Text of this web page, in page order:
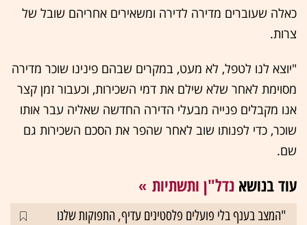
כאלה שעוברים מדירה לדירה ומשאירים אחריהם שובל של
צרות.
"יוצא לנו לטפל, לא מעט, במקרים שבהם פינינו שוכר מדירה
מסוימת לאחר שלא שילם את דמי השכירות, וכעבור זמן קצר
אנו מקבלים פנייה מבעלי הדירה החדשה שאליה עבר אותו
שוכר, כדי לפנותו שוב לאחר שהפר את הסכם השכירות גם
שם.
עוד בנושא נדל"ן ותשתיות
"המצב בענף בלי פועלים פלסטינים עדיף, התפוקות שלנו